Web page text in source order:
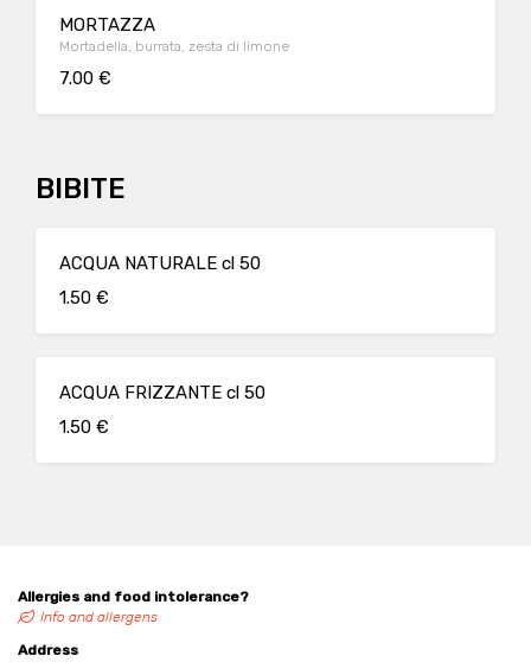
MORTAZZA
Mortadella, burrata, zesta di limone
7.00 €
BIBITE
ACQUA NATURALE cl 50
1.50 €
ACQUA FRIZZANTE cl 50
1.50 €
Allergies and food intolerance?
Info and allergens
Address